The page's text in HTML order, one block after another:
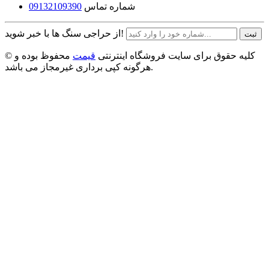
شماره تماس 09132109390
از حراجی سنگ ها با خبر شوید! ثبت
© کلیه حقوق برای سایت فروشگاه اینترنتی قیمت محفوظ بوده و
هرگونه کپی برداری غیرمجاز می باشد.